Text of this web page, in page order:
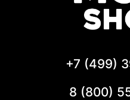
+7 (499)
8 (800)